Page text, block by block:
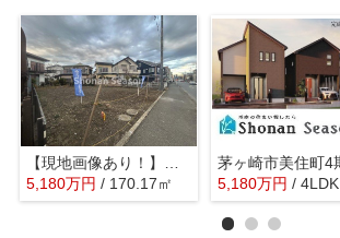
【現地画像あり！】茅ヶ崎市南湖5丁目 売地 51.47坪
5,180万円 / 170.17㎡
5,180万円 / 4LDK